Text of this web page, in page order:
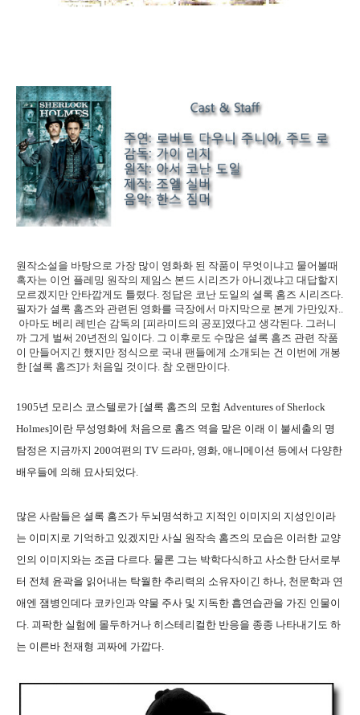
원작소설을 바탕으로 가장 많이 영화화 된 작품이 무엇이냐고 물어볼때
혹자는 이언 플레밍 원작의 제임스 본드 시리즈가 아니겠냐고 대답할지
모르겠지만 안타깝게도 틀렸다. 정답은 코난 도일의 셜록 홈즈 시리즈다.
필자가 셜록 홈즈와 관련된 영화를 극장에서 마지막으로 본게 가만있자..
아마도 베리 레빈슨 감독의 [피라미드의 공포]였다고 생각된다. 그러니
까 그게 벌써 20년전의 일이다. 그 이후로도 수많은 셜록 홈즈 관련 작품
이 만들어지긴 했지만 정식으로 국내 팬들에게 소개되는 건 이번에 개봉
한 [셜록 홈즈]가 처음일 것이다. 참 오랜만이다.
1905년 모리스 코스텔로가 [셜록 홈즈의 모험 Adventures of Sherlock
Holmes]이란 무성영화에 처음으로 홈즈 역을 맡은 이래 이 불세출의 명
탐정은 지금까지 200여편의 TV 드라마, 영화, 애니메이션 등에서 다양한
배우들에 의해 묘사되었다.
많은 사람들은 셜록 홈즈가 두뇌명석하고 지적인 이미지의 지성인이라
는 이미지로 기억하고 있겠지만 사실 원작속 홈즈의 모습은 이러한 교양
인의 이미지와는 조금 다르다. 물론 그는 박학다식하고 사소한 단서로부
터 전체 윤곽을 읽어내는 탁월한 추리력의 소유자이긴 하나, 천문학과 연
애엔 잼병인데다 코카인과 약물 주사 및 지독한 흡연습관을 가진 인물이
다. 괴팍한 실험에 몰두하거나 히스테리컬한 반응을 종종 나타내기도 하
는 이른바 천재형 괴짜에 가깝다.